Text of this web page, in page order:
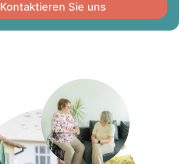
Kontaktieren Sie uns